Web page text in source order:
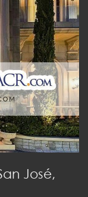
José,